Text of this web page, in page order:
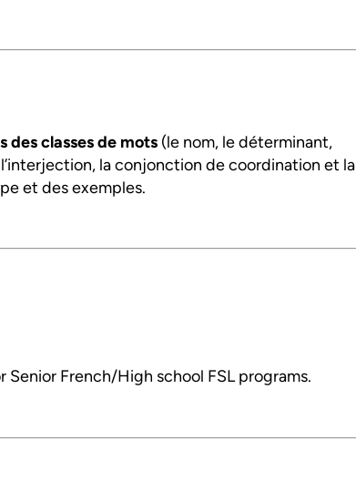
classes de mots(le nom, le déterminant,
la conjonction de coordination et la
et des exemples.
French/High school FSL programs.